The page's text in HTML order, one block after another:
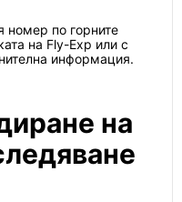
номер по горните
на Fly-Exp или с
информация.
на